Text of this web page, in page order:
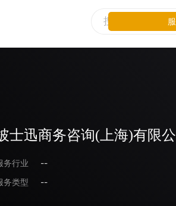
士迅商务咨询(上海)有限
务行业
--
务类型
--